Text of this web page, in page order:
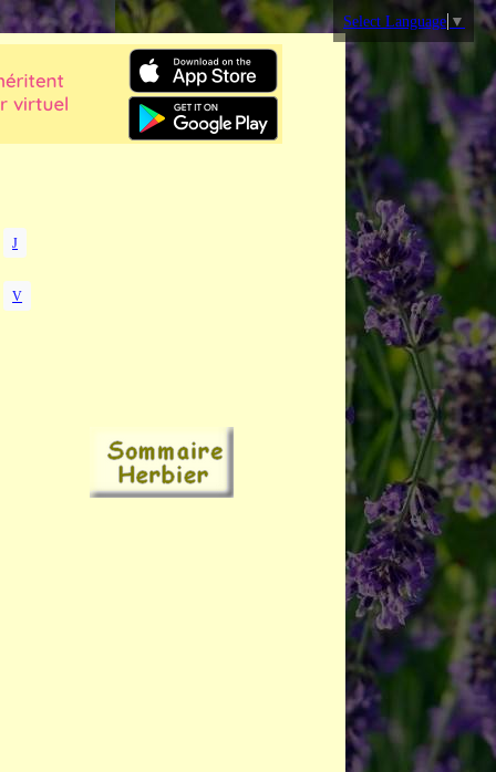
Select Language ▼
J
V